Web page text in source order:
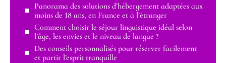
Panorama des solutions d’hébergement adaptées aux
moins de 18 ans, en France et à l’étranger
Comment choisir le séjour linguistique idéal selon
l’âge, les envies et le niveau de langue ?
Des conseils personnalisés pour réserver facilement
et partir l’esprit tranquille